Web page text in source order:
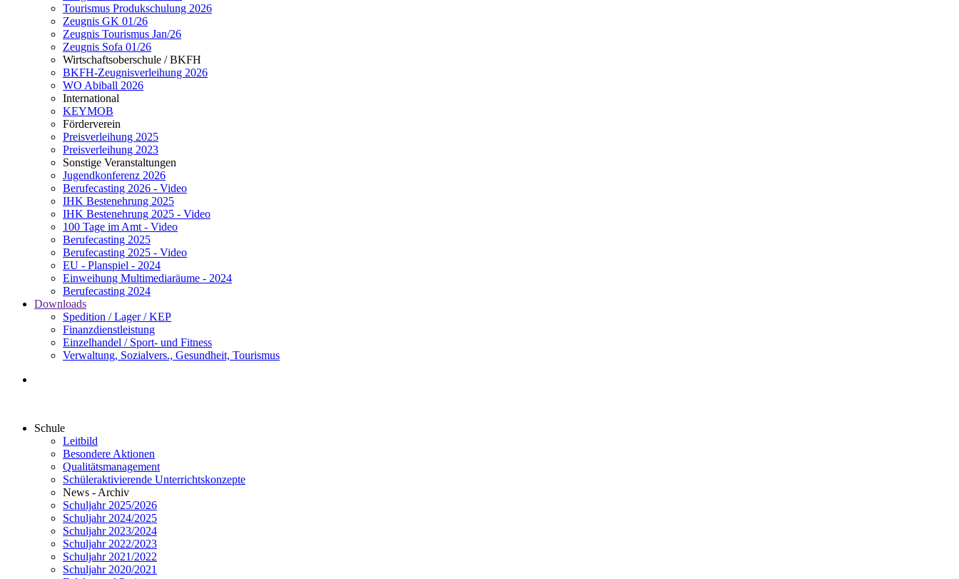
Tourismus Produkschulung 2026
Zeugnis GK 01/26
Zeugnis Tourismus Jan/26
Zeugnis Sofa 01/26
Wirtschaftsoberschule / BKFH
BKFH-Zeugnisverleihung 2026
WO Abiball 2026
International
KEYMOB
Förderverein
Preisverleihung 2025
Preisverleihung 2023
Sonstige Veranstaltungen
Jugendkonferenz 2026
Berufecasting 2026 - Video
IHK Bestenehrung 2025
IHK Bestenehrung 2025 - Video
100 Tage im Amt - Video
Berufecasting 2025
Berufecasting 2025 - Video
EU - Planspiel - 2024
Einweihung Multimediaräume - 2024
Berufecasting 2024
Downloads
Spedition / Lager / KEP
Finanzdienstleistung
Einzelhandel / Sport- und Fitness
Verwaltung, Sozialvers., Gesundheit, Tourismus
Schule
Leitbild
Besondere Aktionen
Qualitätsmanagement
Schüleraktivierende Unterrichtskonzepte
News - Archiv
Schuljahr 2025/2026
Schuljahr 2024/2025
Schuljahr 2023/2024
Schuljahr 2022/2023
Schuljahr 2021/2022
Schuljahr 2020/2021